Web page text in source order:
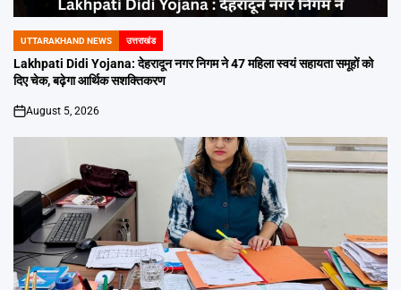
POSTED
IN
UTTARAKHAND NEWS उत्तराखंड
Lakhpati Didi Yojana: देहरादून नगर निगम ने 47 महिला स्वयं सहायता समूहों को
दिए चेक, बढ़ेगा आर्थिक सशक्तिकरण
on
August 5, 2026